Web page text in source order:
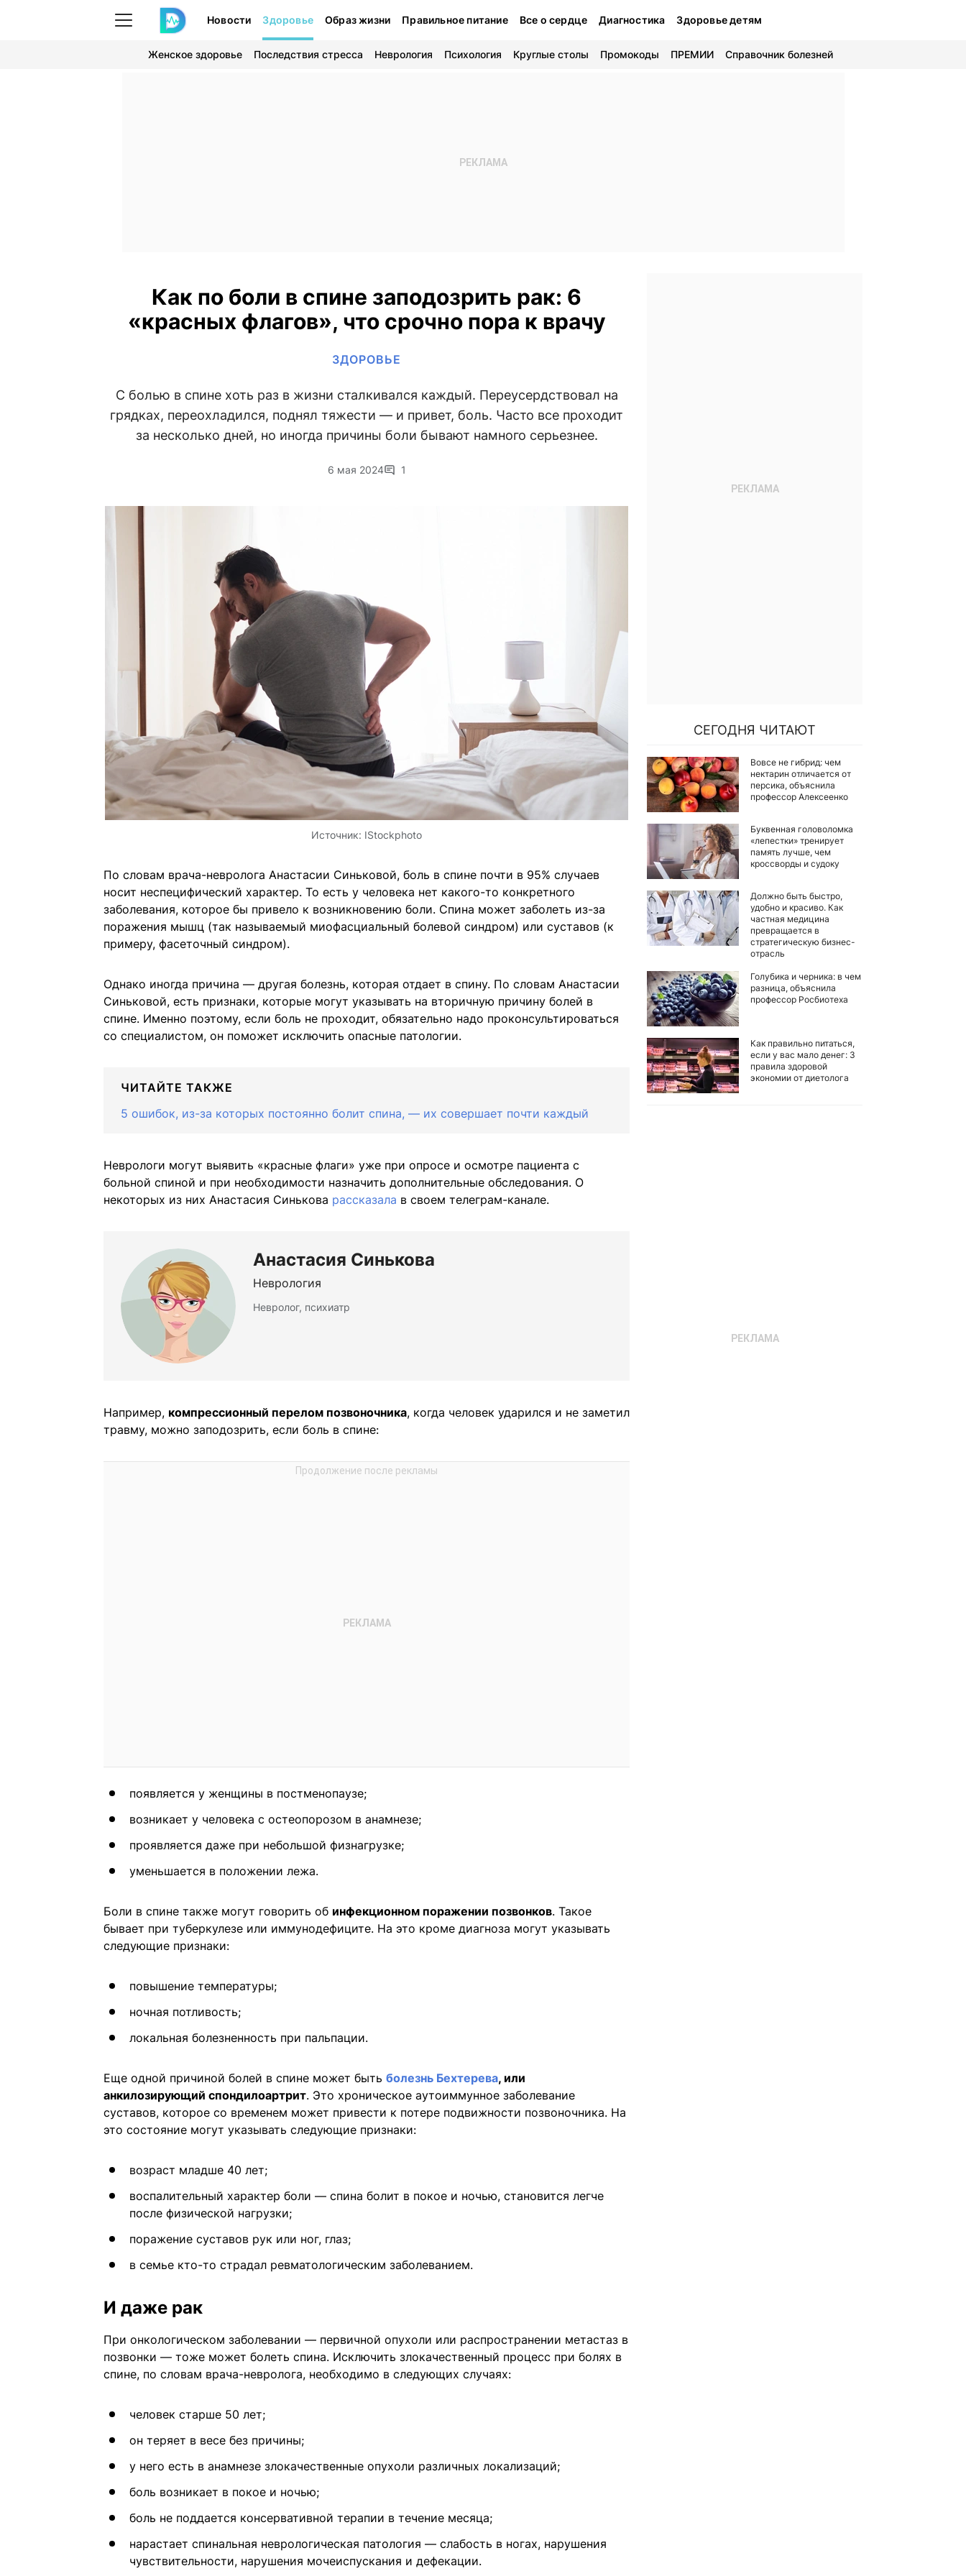
Новости Здоровье Образ жизни Правильное питание Все о сердце Диагностика Здоровье детям
Женское здоровье Последствия стресса Неврология Психология Круглые столы Промокоды ПРЕМИИ Справочник болезней
Как по боли в спине заподозрить рак: 6
«красных флагов», что срочно пора к врачу
ЗДОРОВЬЕ
С болью в спине хоть раз в жизни сталкивался каждый. Переусердствовал на
грядках, переохладился, поднял тяжести — и привет, боль. Часто все проходит
за несколько дней, но иногда причины боли бывают намного серьезнее.
6 мая 2024 1
Источник: IStockphoto
По словам врача-невролога Анастасии Синьковой, боль в спине почти в 95% случаев
носит неспецифический характер. То есть у человека нет какого-то конкретного
заболевания, которое бы привело к возникновению боли. Спина может заболеть из-за
поражения мышц (так называемый миофасциальный болевой синдром) или суставов (к
примеру, фасеточный синдром).
Однако иногда причина — другая болезнь, которая отдает в спину. По словам Анастасии
Синьковой, есть признаки, которые могут указывать на вторичную причину болей в
спине. Именно поэтому, если боль не проходит, обязательно надо проконсультироваться
со специалистом, он поможет исключить опасные патологии.
ЧИТАЙТЕ ТАКЖЕ
5 ошибок, из-за которых постоянно болит спина, — их совершает почти каждый
Неврологи могут выявить «красные флаги» уже при опросе и осмотре пациента с
больной спиной и при необходимости назначить дополнительные обследования. О
некоторых из них Анастасия Синькова рассказала в своем телеграм-канале.
Анастасия Синькова
Неврология
Невролог, психиатр
Например, компрессионный перелом позвоночника, когда человек ударился и не заметил
травму, можно заподозрить, если боль в спине:
появляется у женщины в постменопаузе;
возникает у человека с остеопорозом в анамнезе;
проявляется даже при небольшой физнагрузке;
уменьшается в положении лежа.
Боли в спине также могут говорить об инфекционном поражении позвонков. Такое
бывает при туберкулезе или иммунодефиците. На это кроме диагноза могут указывать
следующие признаки:
повышение температуры;
ночная потливость;
локальная болезненность при пальпации.
Еще одной причиной болей в спине может быть болезнь Бехтерева, или
анкилозирующий спондилоартрит. Это хроническое аутоиммунное заболевание
суставов, которое со временем может привести к потере подвижности позвоночника. На
это состояние могут указывать следующие признаки:
возраст младше 40 лет;
воспалительный характер боли — спина болит в покое и ночью, становится легче
после физической нагрузки;
поражение суставов рук или ног, глаз;
в семье кто-то страдал ревматологическим заболеванием.
И даже рак
При онкологическом заболевании — первичной опухоли или распространении метастаз в
позвонки — тоже может болеть спина. Исключить злокачественный процесс при болях в
спине, по словам врача-невролога, необходимо в следующих случаях:
человек старше 50 лет;
он теряет в весе без причины;
у него есть в анамнезе злокачественные опухоли различных локализаций;
боль возникает в покое и ночью;
боль не поддается консервативной терапии в течение месяца;
нарастает спинальная неврологическая патология — слабость в ногах, нарушения
чувствительности, нарушения мочеиспускания и дефекации.
СЕГОДНЯ ЧИТАЮТ
Вовсе не гибрид: чем
нектарин отличается от
персика, объяснила
профессор Алексеенко
Буквенная головоломка
«лепестки» тренирует
память лучше, чем
кроссворды и судоку
Должно быть быстро,
удобно и красиво. Как
частная медицина
превращается в
стратегическую бизнес-
отрасль
Голубика и черника: в чем
разница, объяснила
профессор Росбиотеха
Как правильно питаться,
если у вас мало денег: 3
правила здоровой
экономии от диетолога